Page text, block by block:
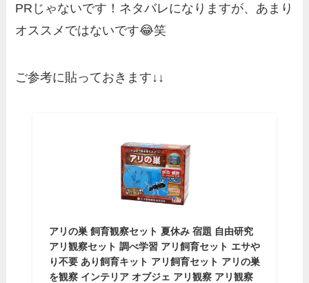
PRじゃないです！ネタバレになりますが、あまり
オススメではないです😂笑
ご参考に貼っておきます↓↓
アリの巣 飼育観察セット 夏休み 宿題 自由研究
アリ観察セット 調べ学習 アリ飼育セット エサや
り不要 あり飼育キット アリ飼育セット アリの巣
を観察 インテリア オブジェ アリ観察 アリ観察